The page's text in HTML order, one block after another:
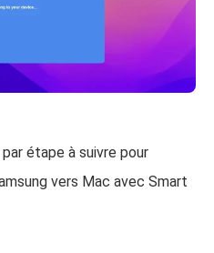
étape à suivre pour
vers Mac avec Smart